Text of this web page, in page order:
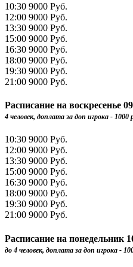
10:30 9000 Руб.
12:00 9000 Руб.
13:30 9000 Руб.
15:00 9000 Руб.
16:30 9000 Руб.
18:00 9000 Руб.
19:30 9000 Руб.
21:00 9000 Руб.
Расписание на воскресенье
4 человек, доплата за доп игрока - 1000
10:30 9000 Руб.
12:00 9000 Руб.
13:30 9000 Руб.
15:00 9000 Руб.
16:30 9000 Руб.
18:00 9000 Руб.
19:30 9000 Руб.
21:00 9000 Руб.
Расписание на понедельник
до 4 человек, доплата за доп игрока -